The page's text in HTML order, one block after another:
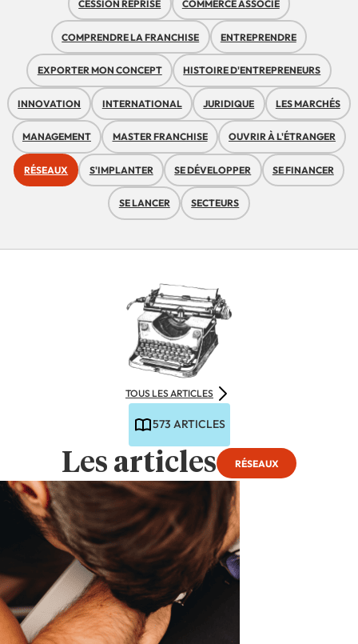
CESSION REPRISE COMMERCE ASSOCIÉ
COMPRENDRE LA FRANCHISE ENTREPRENDRE
EXPORTER MON CONCEPT HISTOIRE D'ENTREPRENEURS
INNOVATION INTERNATIONAL JURIDIQUE LES MARCHÉS
MANAGEMENT MASTER FRANCHISE OUVRIR À L'ÉTRANGER
RÉSEAUX S'IMPLANTER SE DÉVELOPPER SE FINANCER
SE LANCER SECTEURS
573 ARTICLES
Les articles RÉSEAUX
TOUS LES ARTICLES